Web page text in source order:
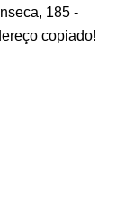
185 -
copiado!